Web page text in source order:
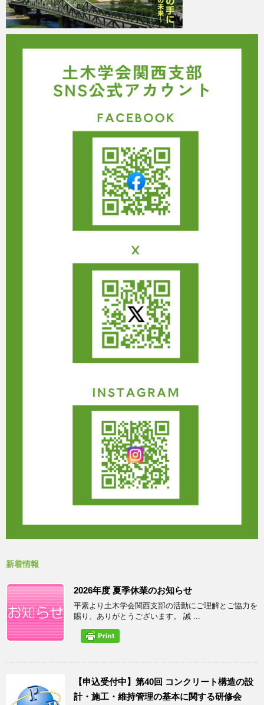
新着情報
2026年度 夏季休業のお知らせ
平素より土木学会関西支部の活動にご理解とご協力を
賜り、ありがとうございます。 誠 ...
【申込受付中】第40回 コンクリート構造の設
計・施工・維持管理の基本に関する研修会